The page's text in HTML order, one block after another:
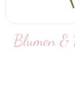
Blumen &